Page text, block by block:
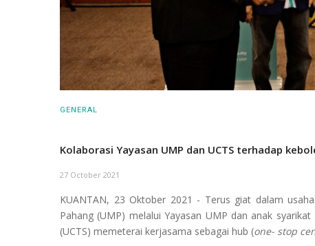
GENERAL
Kolaborasi Yayasan UMP dan UCTS terhadap
27 October 2021
KUANTAN, 23 Oktober 2021 - Terus giat dalam
Pahang (UMP) melalui Yayasan UMP dan anak
(UCTS) memeterai kerjasama sebagai hub (one- stop